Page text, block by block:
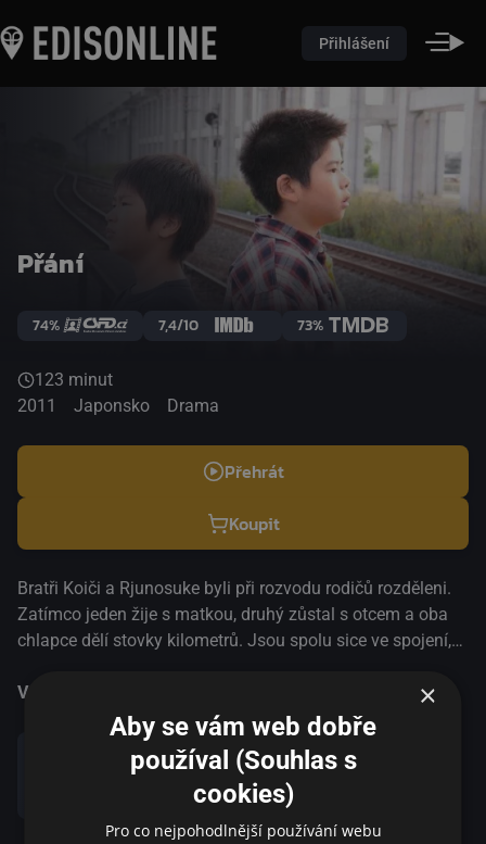
Přihlášení
Přání
74% 7,4/10 73%
123 minut
2011
Japonsko Drama
Přehrát
Koupit
Bratři Koiči a Rjunosuke byli při rozvodu rodičů rozděleni.
Zatímco jeden žije s matkou, druhý zůstal s otcem a oba
chlapce dělí stovky kilometrů. Jsou spolu sice ve spojení,
jedné domácnosti. Jednoho dne se Koiči dozví, že na
místě, kde se potkávají protijedoucí rychlovlaky, se plní
všechna přání. S pomocí rodiny vymyslí plán a s partou
kamarádů vyráží na cestu za zázrakem.
Více informací ×
Aby se vám web dobře
používal (Souhlas s
cookies)
Pro co nejpohodlnější používání webu